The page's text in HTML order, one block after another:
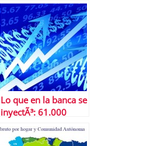
de 2013
Lo que en la banca se
inyectÃ³: 61.000
millones desde 2009